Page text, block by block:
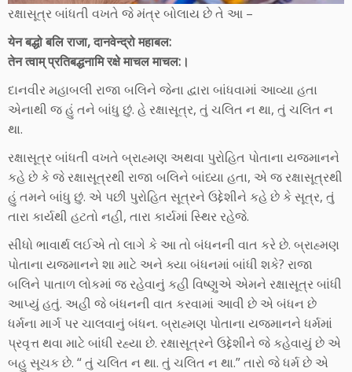
રક્ષાસૂત્ર બાંધતી વખતે જે મંત્ર બોલાય છે તે આ –
येन बद्धो बलि राजा, दानवेन्द्रो महाबल:
तेन त्वाम् प्रतिबद्धनामि रक्षे माचल माचल:।
દાનવીર મહાબલી રાજા બલિને જેના દ્વારા બાંધવામાં આવ્યા હતા
એનાથી જ હું તને બાંધુ છું. હે રક્ષાસૂત્ર, તું ચલિત ન થા, તું ચલિત ન
થા.
રક્ષાસૂત્ર બાંધતી વખતે બ્રાહ્મણ અથવા પુરોહિત પોતાના યજમાનને
કહે છે કે જે રક્ષાસૂત્રથી રાજા બલિને બાંધ્યા હતા, એ જ રક્ષાસૂત્રથી
હું તમને બાંધુ છું. એ પછી પુરોહિત સૂત્રને ઉદ્દેશીને કહે છે કે સૂત્ર, તું
તારા કાર્યથી હટતો નહી, તારા કાર્યમાં સ્થિર રહેજે.
સીધો ભાવાર્થ લઈએ તો લાગે કે આ તો બંધનની વાત કરે છે. બ્રાહ્મણ
પોતાના યજમાનને શા માટે અને ક્યા બંધનમાં બાંધી શકે? રાજા
બલિને પાતાળ લોકમાં જ રહેવાનું કહી વિષ્ણુએ એમને રક્ષાસૂત્ર બાંધી
આપ્યું હતું. અહી જે બંધનની વાત કરવામાં આવી છે એ બંધન છે
ધર્મના માર્ગ પર ચાલવાનું બંધન. બ્રાહ્મણ પોતાના યજમાનને ધર્મમાં
પ્રવૃત્ત થવા માટે બાંધી રહ્યા છે. રક્ષાસૂત્રને ઉદ્દેશીને જે કહેવાયું છે એ
બહુ સૂચક છે. “ તું ચલિત ન થા. તું ચલિત ન થા.” તારો જે ધર્મ છે એ